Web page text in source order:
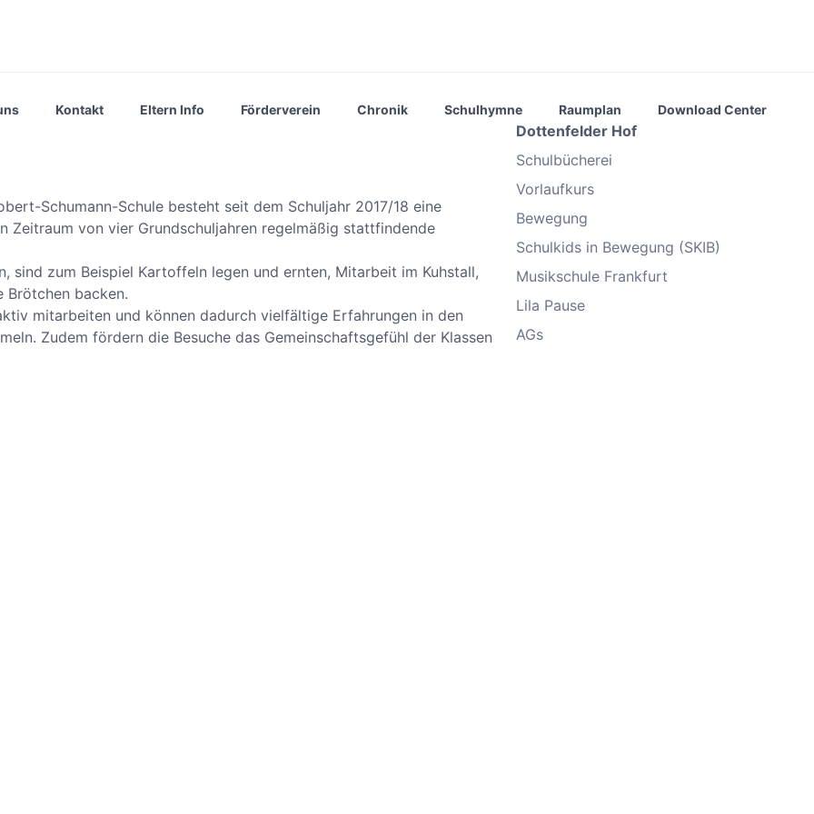
Kontakt Eltern Info Förderverein Chronik Schulhymne Raumplan Download Center
Schumann-Schule besteht seit dem Schuljahr 2017/18 eine
Zeitraum von vier Grundschuljahren regelmäßig stattfindende
sind zum Beispiel Kartoffeln legen und ernten, Mitarbeit im Kuhstall,
Brötchen backen.
mitarbeiten und können dadurch vielfältige Erfahrungen in den
Zudem fördern die Besuche das Gemeinschaftsgefühl der Klassen
Dottenfelder Hof
Schulbücherei
Vorlaufkurs
Bewegung
Schulkids in Bewegung (SKIB)
Musikschule Frankfurt
Lila Pause
AGs